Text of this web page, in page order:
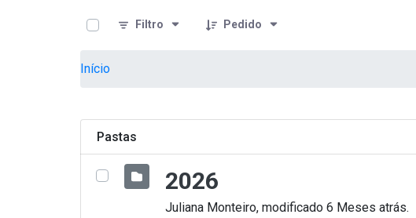
teste descricaoFiltro
Pedido
Início
Pastas
2026
Juliana Monteiro, modificado 6 Meses atrás.